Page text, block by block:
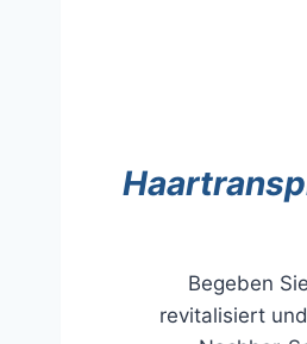
Begeben
revitalisiert